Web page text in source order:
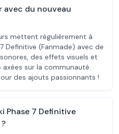
avec du nouveau
mettent régulièrement à
Definitive (Fanmade) avec de
des effets visuels et
sur la communauté.
des ajouts passionnants !
Phase 7 Definitive